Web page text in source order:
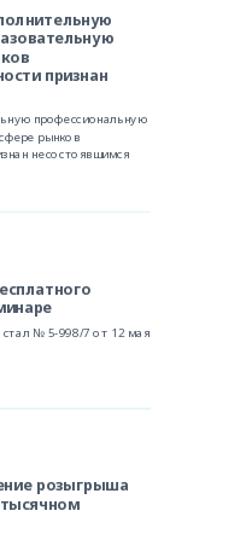
признан
профессиональную
рынков
несостоявшимся
№ 5-998/7 от 12 мая
розыгрыша